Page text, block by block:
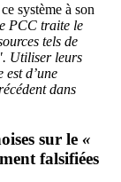
système à son
PCC traite le
tels de
Utiliser leurs
d’une
dans
sur le «
falsifiées